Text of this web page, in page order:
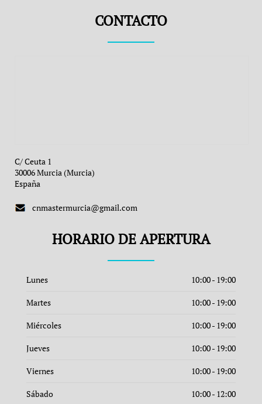
CONTACTO
C/ Ceuta 1
30006 Murcia (Murcia)
España
cnmastermurcia@gmail.com
HORARIO DE APERTURA
Lunes 10:00 - 19:00
Martes 10:00 - 19:00
Miércoles 10:00 - 19:00
Jueves 10:00 - 19:00
Viernes 10:00 - 19:00
Sábado 10:00 - 12:00